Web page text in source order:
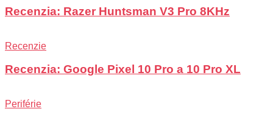
Recenzia: Razer Huntsman V3 Pro 8KHz
Recenzie
Recenzia: Google Pixel 10 Pro a 10 Pro XL
Periférie